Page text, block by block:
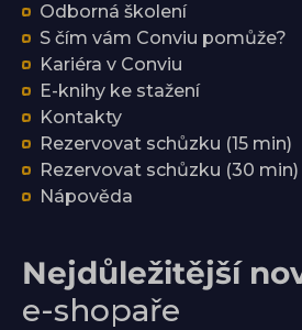
Odborná školení
S čím vám Conviu pomůže?
Kariéra v Conviu
E-knihy ke stažení
Kontakty
Rezervovat schůzku (15 min)
Rezervovat schůzku (30 min)
Nápověda
Nejdůležitější
e-shopaře